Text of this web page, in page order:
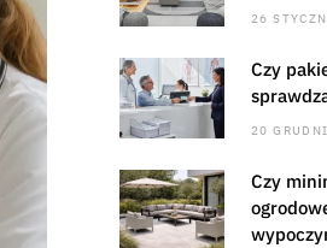
26
Czy
20
Czy